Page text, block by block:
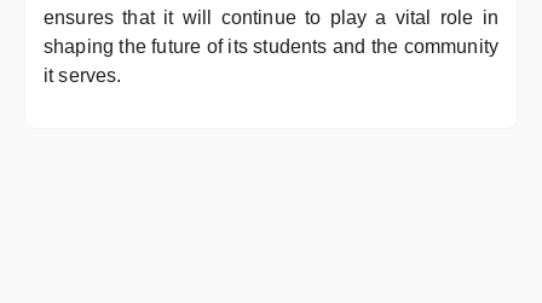
ensures that it will continue to play a vital role in
shaping the future of its students and the community
it serves.